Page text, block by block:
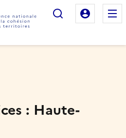
Rechercher
Mon
: Haute-